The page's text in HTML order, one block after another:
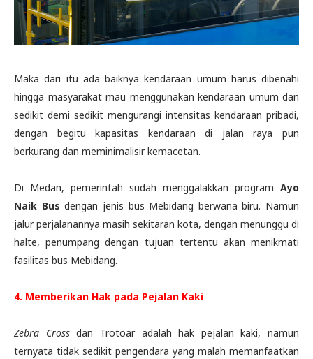
Maka dari itu ada baiknya kendaraan umum harus dibenahi
hingga masyarakat mau menggunakan kendaraan umum dan
sedikit demi sedikit mengurangi intensitas kendaraan pribadi,
dengan begitu kapasitas kendaraan di jalan raya pun
berkurang dan meminimalisir kemacetan.
Di Medan, pemerintah sudah menggalakkan program Ayo
Naik Bus dengan jenis bus Mebidang berwana biru. Namun
jalur perjalanannya masih sekitaran kota, dengan menunggu di
halte, penumpang dengan tujuan tertentu akan menikmati
fasilitas bus Mebidang.
4. Memberikan Hak pada Pejalan Kaki
Zebra Crossdan Trotoar adalah hak pejalan kaki, namun
ternyata tidak sedikit pengendara yang malah memanfaatkan